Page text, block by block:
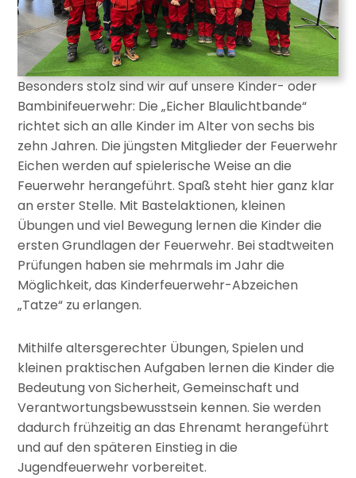
Besonders stolz sind wir auf unsere Kinder- oder
Bambinifeuerwehr: Die „Eicher Blaulichtbande“
richtet sich an alle Kinder im Alter von sechs bis
zehn Jahren. Die jüngsten Mitglieder der Feuerwehr
Eichen werden auf spielerische Weise an die
Feuerwehr herangeführt. Spaß steht hier ganz klar
an erster Stelle. Mit Bastelaktionen, kleinen
Übungen und viel Bewegung lernen die Kinder die
ersten Grundlagen der Feuerwehr. Bei stadtweiten
Prüfungen haben sie mehrmals im Jahr die
Möglichkeit, das Kinderfeuerwehr-Abzeichen
„Tatze“ zu erlangen.
Mithilfe altersgerechter Übungen, Spielen und
kleinen praktischen Aufgaben lernen die Kinder die
Bedeutung von Sicherheit, Gemeinschaft und
Verantwortungsbewusstsein kennen. Sie werden
dadurch frühzeitig an das Ehrenamt herangeführt
und auf den späteren Einstieg in die
Jugendfeuerwehr vorbereitet.